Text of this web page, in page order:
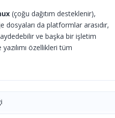
(çoğu dağıtım desteklenir),
dosyaları da platformlar arasıdır,
ve başka bir işletim
özellikleri tüm